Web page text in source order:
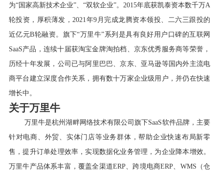
为“国家高新技术企业”、“双软企业”。2015年底获凯泰资本数千万A
轮投资，厚积薄发，2021年9月完成龙腾资本领投、二六三跟投的
近亿元B轮融资。旗下“万里牛”系列是具有良好用户口碑的互联网
SaaS产品，连续十届获淘宝金牌淘拍档、京东优秀服务商等荣誉，
历经十年发展，公司已与阿里巴巴、京东、亚马逊等国内外主流电
商平台建立深度合作关系，拥有数十万家企业级用户，并仍在快速
增长中。
关于万里牛
万里牛是杭州湖畔网络技术有限公司旗下SaaS软件品牌，主要
针对电商、外贸、实体门店等业务群体，帮助企业快速布局新零
售，提升订单处理效率，实现数据化业务管理，为企业降本增效。
万里牛产品体系丰富，覆盖全渠道ERP、跨境电商ERP、WMS（仓